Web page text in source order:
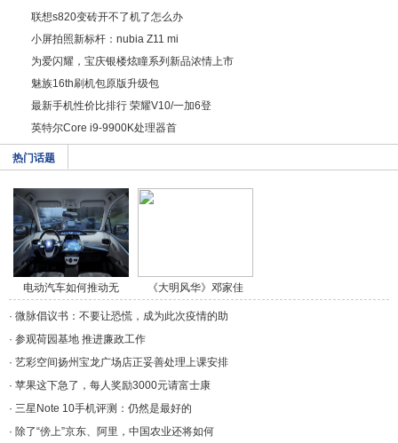
联想s820变砖开不了机了怎么办
小屏拍照新标杆：nubia Z11 mi
为爱闪耀，宝庆银楼炫瞳系列新品浓情上市
魅族16th刷机包原版升级包
最新手机性价比排行 荣耀V10/一加6登
英特尔Core i9-9900K处理器首
热门话题
电动汽车如何推动无
人/a>
《大明风华》邓家佳
饰/a>
· 微脉倡议书：不要让恐慌，成为此次疫情的助
· 参观荷园基地 推进廉政工作
· 艺彩空间扬州宝龙广场店正妥善处理上课安排
· 苹果这下急了，每人奖励3000元请富士康
· 三星Note 10手机评测：仍然是最好的
· 除了“傍上”京东、阿里，中国农业还将如何